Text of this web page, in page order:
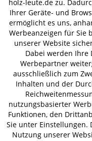
VERSAND
AGB
©
* Alle Preise inkl.
holz-leute.de zu.
Ihrer Geräte- und
ermöglicht es uns,
Werbeanzeigen für Sie
unserer Website
Dabei werden
Werbepartner
ausschließlich zum
Inhalten und der
nutzungsbasierter
Funktionen, den
Sie unter
Nutzung unserer